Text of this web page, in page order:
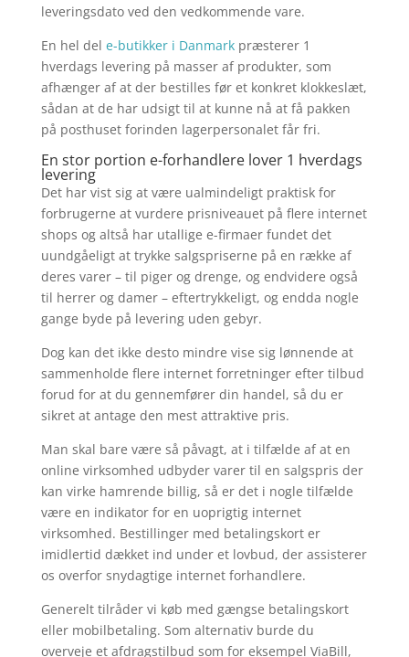
leveringsdato ved den vedkommende vare.
En hel del e-butikker i Danmarkpræsterer 1
hverdags levering på masser af produkter, som
afhænger af at der bestilles før et konkret klokkeslæt,
sådan at de har udsigt til at kunne nå at få pakken
på posthuset forinden lagerpersonalet får fri.
En stor portion e-forhandlere lover 1 hverdags
levering
Det har vist sig at være ualmindeligt praktisk for
forbrugerne at vurdere prisniveauet på flere internet
shops og altså har utallige e-firmaer fundet det
uundgåeligt at trykke salgspriserne på en række af
deres varer – til piger og drenge, og endvidere også
til herrer og damer – eftertrykkeligt, og endda nogle
gange byde på levering uden gebyr.
Dog kan det ikke desto mindre vise sig lønnende at
sammenholde flere internet forretninger efter tilbud
forud for at du gennemfører din handel, så du er
sikret at antage den mest attraktive pris.
Man skal bare være så påvagt, at i tilfælde af at en
online virksomhed udbyder varer til en salgspris der
kan virke hamrende billig, så er det i nogle tilfælde
være en indikator for en uoprigtig internet
virksomhed. Bestillinger med betalingskort er
imidlertid dækket ind under et lovbud, der assisterer
os overfor snydagtige internet forhandlere.
Generelt tilråder vi køb med gængse betalingskort
eller mobilbetaling. Som alternativ burde du
overveje et afdragstilbud som for eksempel ViaBill,